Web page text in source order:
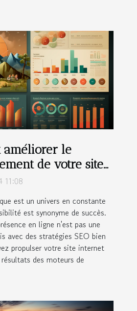
améliorer le
de votre site
de recherche
11:08
est un univers en constante
est synonyme de succès.
en ligne n'est pas une
avec des stratégies SEO bien
propulser votre site internet
des moteurs de